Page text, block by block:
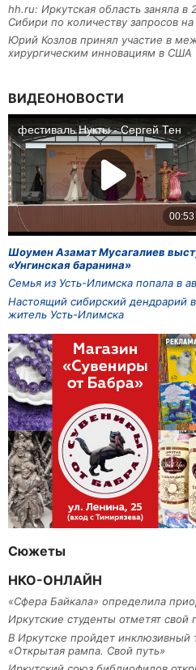
hh.ru: Иркутская область заняла в
Сибири по количеству запросов на
Юрий Козлов принял участие в
хирургическим инновациям в США
ВИДЕОНОВОСТИ
Шоумен Азамат Мусагалиев
«Унгинская баранина»
Семья из Усть-Илимска попала в
Настоящий сибирский дендрарий
житель Усть-Илимска
Сюжеты
НКО-ОНЛАЙН
«Сфера Байкала» определила
Иркутские студенты отметят свой
В Иркутске пройдет инклюзивный
«Открытая рампа. Свой путь»